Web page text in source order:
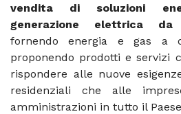
vendita di soluzioni
generazione elettrica
fornendo energia e gas a
proponendo prodotti e servizi
rispondere alle nuove
residenziali che alle
amministrazioni in tutto il